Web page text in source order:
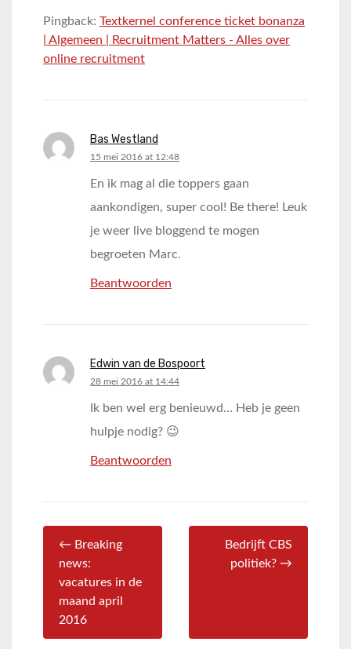
Pingback: Textkernel conference ticket bonanza
| Algemeen | Recruitment Matters - Alles over
online recruitment
Bas Westland
says:
15 mei 2016 at 12:48
En ik mag al die toppers gaan
aankondigen, super cool! Be there! Leuk
je weer live bloggend te mogen
begroeten Marc.
Beantwoorden
Edwin van de Bospoort
says:
28 mei 2016 at 14:44
Ik ben wel erg benieuwd… Heb je geen
hulpje nodig? 😉
Beantwoorden
← Breaking
news:
vacatures in de
maand april
2016
Bedrijft CBS
politiek? →